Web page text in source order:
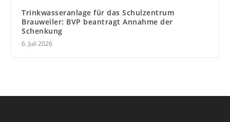
Trinkwasseranlage für das Schulzentrum
Brauweiler: BVP beantragt Annahme der
Schenkung
6. Juli 2026